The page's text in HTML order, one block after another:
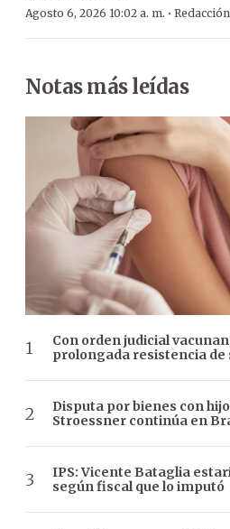
Agosto 6, 2026 10:02 a. m. ·
Notas más leídas
Con orden judicial
prolongada resistencia de
Disputa por bienes con
Stroessner continúa en
IPS: Vicente Bataglia
según fiscal que lo imputó